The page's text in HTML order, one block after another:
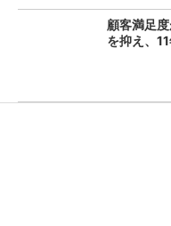
顧客満足
を抑え、